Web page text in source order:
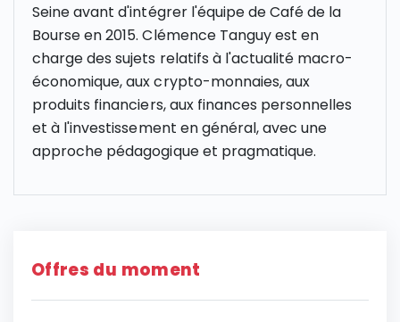
Seine avant d'intégrer l'équipe de Café de la
Bourse en 2015. Clémence Tanguy est en
charge des sujets relatifs à l'actualité macro-
économique, aux crypto-monnaies, aux
produits financiers, aux finances personnelles
et à l'investissement en général, avec une
approche pédagogique et pragmatique.
Offres du moment